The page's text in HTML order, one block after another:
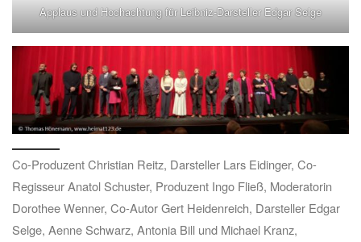
Applaus und Hochachtung für Leibniz-Darsteller Edgar Selge
Co-Produzent Christian Reitz, Darsteller Lars Eidinger, Co-
Regisseur Anatol Schuster, Produzent Ingo Fließ, Moderatorin
Dorothee Wenner, Co-Autor Gert Heidenreich, Darsteller Edgar
Selge, Aenne Schwarz, Antonia Bill und Michael Kranz,